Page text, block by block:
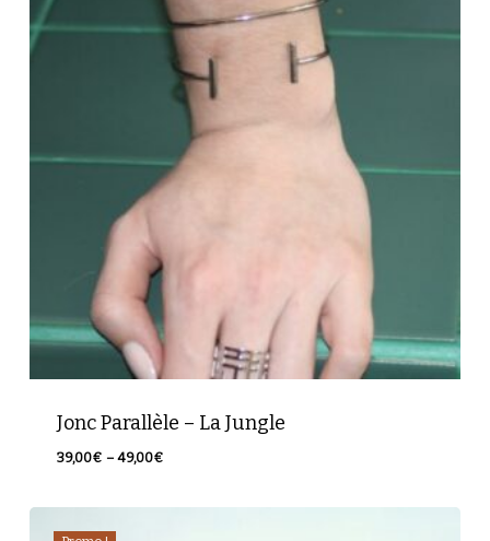
Jonc Parallèle – La Jungle
39,00€ – 49,00€Plage
prix :